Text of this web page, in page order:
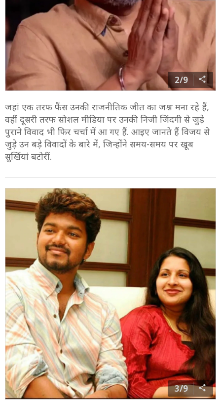
2/9
जहां एक तरफ फैंस उनकी राजनीतिक जीत का जश्न मना रहे हैं,
वहीं दूसरी तरफ सोशल मीडिया पर उनकी निजी जिंदगी से जुड़े
पुराने विवाद भी फिर चर्चा में आ गए हैं. आइए जानते हैं विजय से
जुड़े उन बड़े विवादों के बारे में, जिन्होंने समय-समय पर खूब
सुर्खियां बटोरीं.
3/9